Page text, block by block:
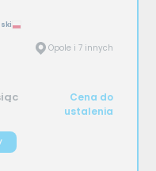
Opole i 7 innych
Cena do
ustalenia